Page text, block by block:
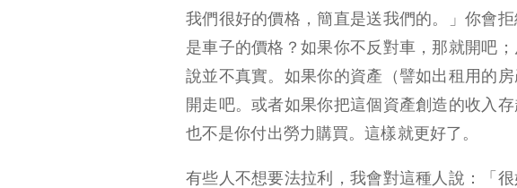
我們很好的價格，簡直是送我們的。」你會
是車子的價格？如果你不反對車，那就開吧
說並不真實。如果你的資產（譬如出租用的
開走吧。或者如果你把這個資產創造的收入
也不是你付出勞力購買。這樣就更好了。
有些人不想要法拉利，我會對這種人說：「